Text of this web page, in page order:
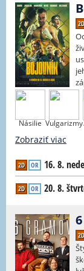
2D
Násilie Vulgarizmy
Zobraziť viac
2D OR 16. 8.
2D OR 20. 8.
2D